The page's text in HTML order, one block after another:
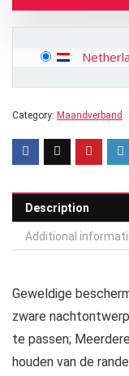
Category: Maandverband
Description
Additional
Geweldige
zware
te passen;
houden van de